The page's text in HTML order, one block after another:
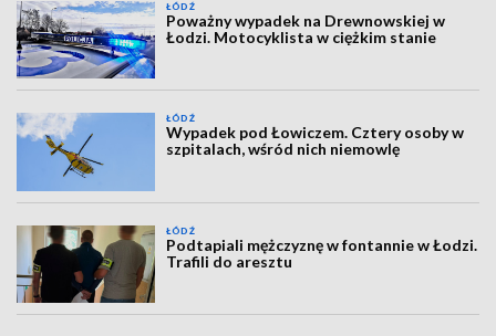
ŁÓDŹ
Poważny wypadek na Drewnowskiej w
Łodzi. Motocyklista w ciężkim stanie
ŁÓDŹ
Wypadek pod Łowiczem. Cztery osoby w
szpitalach, wśród nich niemowlę
ŁÓDŹ
Podtapiali mężczyznę w fontannie w Łodzi.
Trafili do aresztu